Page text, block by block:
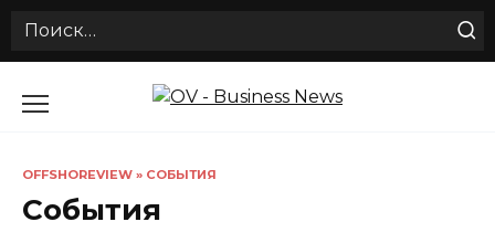
Search
OFFSHOREVIEW » СОБЫТИЯ
События